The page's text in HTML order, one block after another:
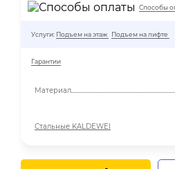
Способы
Услуги: Подъем на этаж Подъем на лифте
Гарантии
Материал
Стальные KALDEWEI